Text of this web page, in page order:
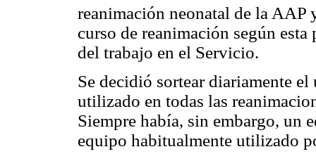
reanimación neonatal de la
curso de reanimación según
del trabajo en el Servicio.
Se decidió sortear diariamente
utilizado en todas las
Siempre había, sin embargo, un
equipo habitualmente utilizado